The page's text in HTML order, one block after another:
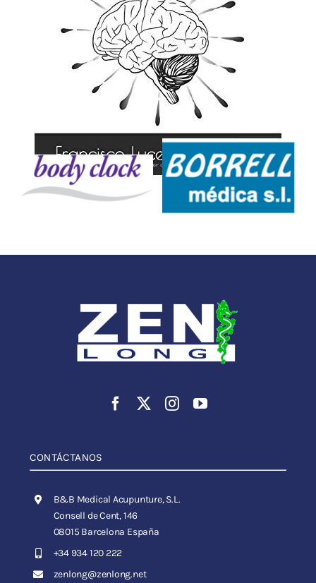
CONTÁCTANOS
B&B Medical Acupunture, S.L.
Consell de Cent, 146
08015 Barcelona España
+34 934 120 222
zenlong@zenlong.net